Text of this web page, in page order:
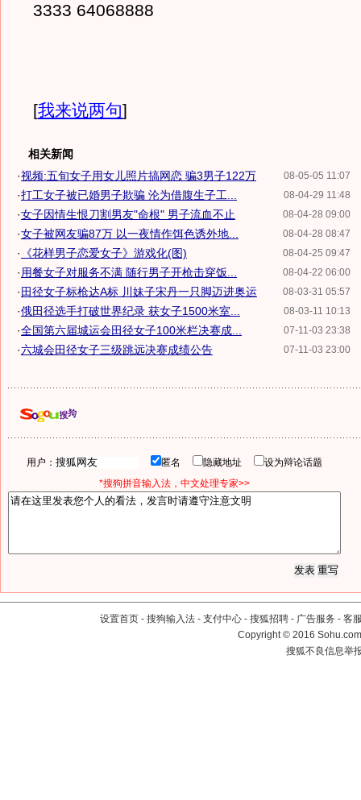
3333 64068888
[我来说两句]
相关新闻
08-05-05 11:07
·视频:五旬女子用女儿照片搞网恋 骗3男子122万
08-04-29 11:48
·打工女子被已婚男子欺骗 沦为借腹生子工...
08-04-28 09:00
·女子因情生恨刀割男友"命根" 男子流血不止
08-04-28 08:47
·女子被网友骗87万 以一夜情作饵色诱外地...
08-04-25 09:47
· 《花样男子恋爱女子》游戏化(图)
08-04-22 06:00
· 用餐女子对服务不满 随行男子开枪击穿饭...
08-03-31 05:57
· 田径女子标枪达A标 川妹子宋丹一只脚迈进奥运
08-03-11 10:13
·俄田径选手打破世界纪录 获女子1500米室...
07-11-03 23:38
·全国第六届城运会田径女子100米栏决赛成...
07-11-03 23:00
·六城会田径女子三级跳远决赛成绩公告
用户： 匿名 隐藏地址
设为辩论话题
*搜狗拼音输入法，中文处理专家>>
设置首页 - 搜狗输入法 - 支付中心 - 搜狐招聘 - 广告服务 - 客
Copyright©2016
搜狐不良信息举